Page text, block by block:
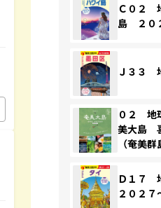
Ｃ０２
島 ２０
Ｊ３３
０２ 地
美大島
（奄美
Ｄ１７
２０２７